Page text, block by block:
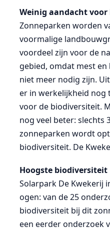
Weinig aandacht
Zonneparken worden
voormalige
voordeel zijn voor de
gebied, omdat mest
niet meer nodig zijn.
er in werkelijkheid nog
voor de biodiversiteit.
nog veel beter: slechts
zonneparken wordt
biodiversiteit. De
Hoogste biodiversiteit
Solarpark De Kwekerij
ogen: van de 25
biodiversiteit bij dit
een eerder onderzoek